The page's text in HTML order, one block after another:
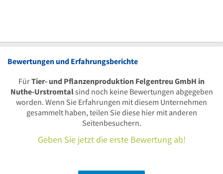
Bewertungen und Erfahrungsberichte
FürTier- und Pflanzenproduktion Felgentreu GmbH in
Nuthe-Urstromtal sind noch keine Bewertungen abgegeben
worden. Wenn Sie Erfahrungen mit diesem Unternehmen
gesammelt haben, teilen Sie diese hier mit anderen
Seitenbesuchern.
Geben Sie jetzt die erste Bewertung ab!